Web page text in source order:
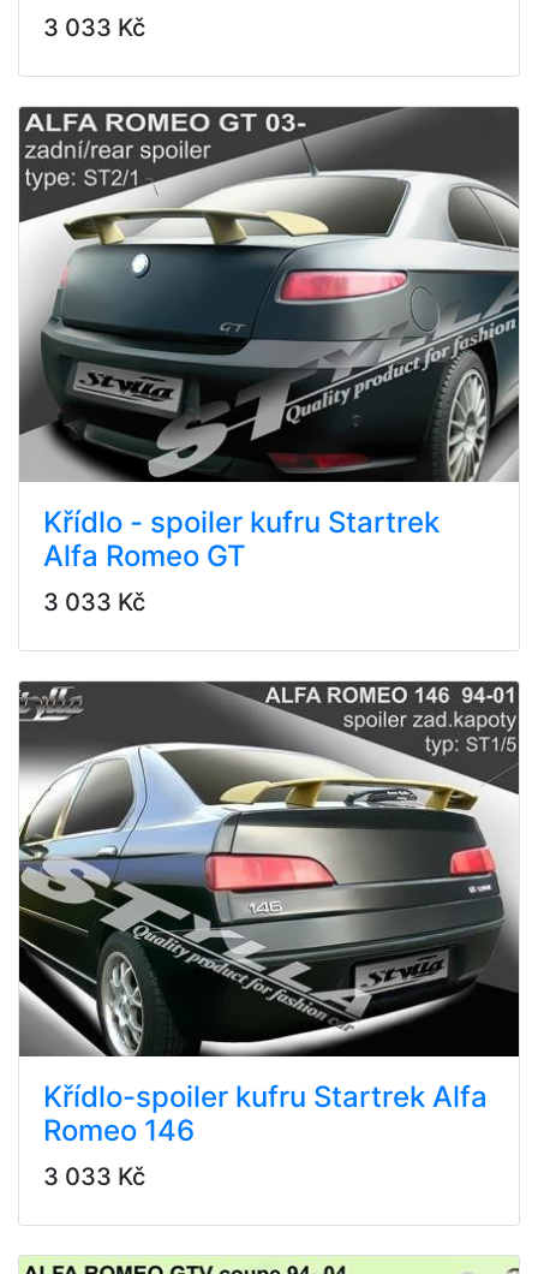
3 033 Kč
Křídlo - spoiler kufru Startrek
Alfa Romeo GT
3 033 Kč
Křídlo-spoiler kufru Startrek Alfa
Romeo 146
3 033 Kč